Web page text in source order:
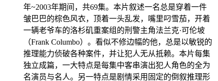
年~2003年期间，共69集。本片叙述一名总是穿着一件
皱巴巴的棕色风衣，顶着一头乱发，嘴里叼雪茄，开着
一辆老爷车的洛杉矶重案组的刑警主角法兰克·可伦坡
（Frank Columbo）。看似不修边幅的他，总是以敏锐的
推理能力侦破各种案件，并让犯人无从抵赖。本片每集
独立成篇，一大特点是每集中客串演出犯人角色的全为
名演员与名人。另一特点是剧情采用固定的倒叙推理形